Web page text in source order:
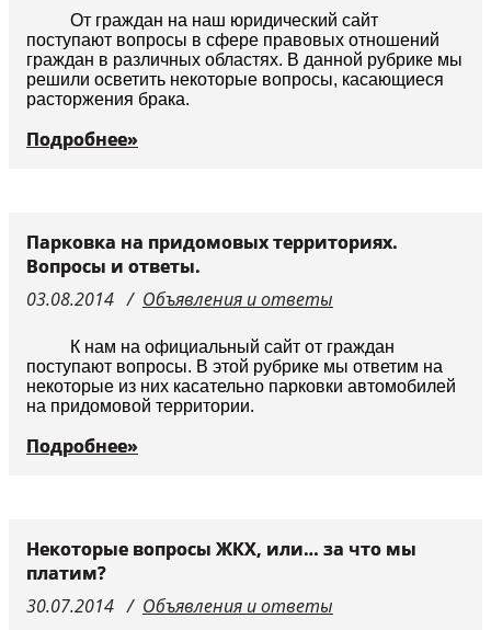
От граждан на наш юридический сайт
поступают вопросы в сфере правовых отношений
граждан в различных областях. В данной рубрике мы
решили осветить некоторые вопросы, касающиеся
расторжения брака.
Подробнее»
Парковка на придомовых территориях.
Вопросы и ответы.
03.08.2014
Объявления и ответы
К нам на официальный сайт от граждан
поступают вопросы. В этой рубрике мы ответим на
некоторые из них касательно парковки автомобилей
на придомовой территории.
Подробнее»
Некоторые вопросы ЖКХ, или… за что мы
платим?
30.07.2014
Объявления и ответы